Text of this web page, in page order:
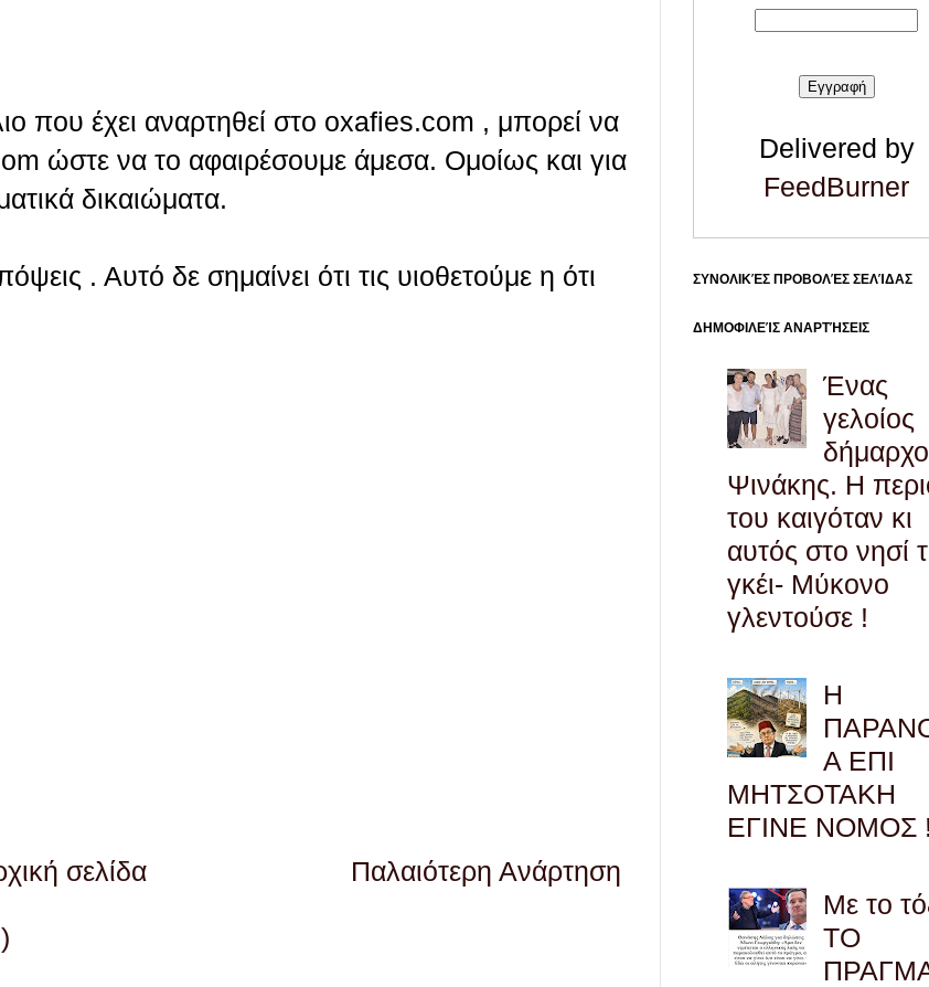
που έχει αναρτηθεί στο oxafies.com , μπορεί να
ώστε να το αφαιρέσουμε άμεσα. Ομοίως και για
δικαιώματα.
. Αυτό δε σημαίνει ότι τις υιοθετούμε η ότι
Παλαιότερη Ανάρτηση
σελίδα
Delivered by
FeedBurner
ΣΥΝΟΛΙΚΈΣ ΠΡΟΒΟΛΈΣ ΣΕΛΊΔΑΣ
ΔΗΜΟΦΙΛΕΊΣ ΑΝΑΡΤΉΣΕΙΣ
Ένας
γελοίος
Ψινάκης. Η
του καιγόταν κι
αυτός στο νησί
γκέι- Μύκονο
γλεντούσε !
Η
Α ΕΠΙ
ΜΗΤΣΟΤΑΚΗ
ΕΓΙΝΕ ΝΟΜΟΣ
Με το
ΤΟ